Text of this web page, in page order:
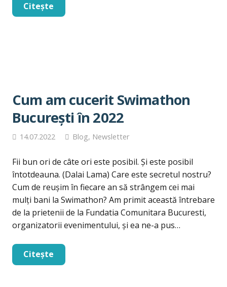
Citește
Cum am cucerit Swimathon
București în 2022
14.07.2022 Blog, Newsletter
Fii bun ori de câte ori este posibil. Și este posibil
întotdeauna. (Dalai Lama) Care este secretul nostru?
Cum de reușim în fiecare an să strângem cei mai
mulți bani la Swimathon? Am primit această întrebare
de la prietenii de la Fundatia Comunitara Bucuresti,
organizatorii evenimentului, și ea ne-a pus…
Citește